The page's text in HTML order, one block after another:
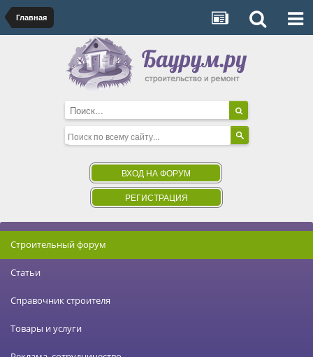
Главная
ВХОД НА ФОРУМ
РЕГИСТРАЦИЯ
Строительный форум
Статьи
Справочник строителя
Товары и услуги